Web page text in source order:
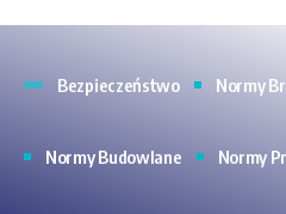
Bezpieczeństwo Normy
Normy Budowlane Normy